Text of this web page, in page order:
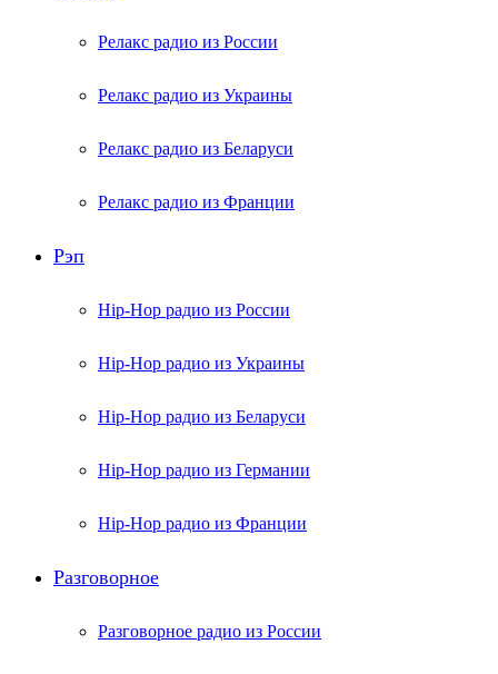
Релакс радио из России
Релакс радио из Украины
Релакс радио из Беларуси
Релакс радио из Франции
Рэп
Hip-Hop радио из России
Hip-Hop радио из Украины
Hip-Hop радио из Беларуси
Hip-Hop радио из Германии
Hip-Hop радио из Франции
Разговорное
Разговорное радио из России